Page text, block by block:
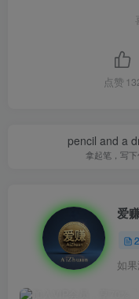
点赞
pencil and a
拿起笔，写
爱
如